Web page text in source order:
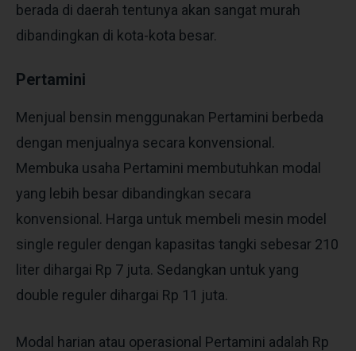
berada di daerah tentunya akan sangat murah
dibandingkan di kota-kota besar.
Pertamini
Menjual bensin menggunakan Pertamini berbeda
dengan menjualnya secara konvensional.
Membuka usaha Pertamini membutuhkan modal
yang lebih besar dibandingkan secara
konvensional. Harga untuk membeli mesin model
single reguler dengan kapasitas tangki sebesar 210
liter dihargai Rp 7 juta. Sedangkan untuk yang
double reguler dihargai Rp 11 juta.
Modal harian atau operasional Pertamini adalah Rp